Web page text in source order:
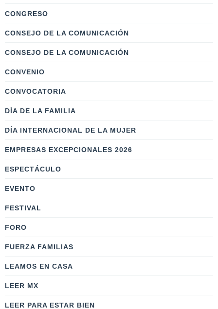
CONGRESO
CONSEJO DE LA COMUNICACIÓN
CONSEJO DE LA COMUNICACIÓN
CONVENIO
CONVOCATORIA
DÍA DE LA FAMILIA
DÍA INTERNACIONAL DE LA MUJER
EMPRESAS EXCEPCIONALES 2026
ESPECTÁCULO
EVENTO
FESTIVAL
FORO
FUERZA FAMILIAS
LEAMOS EN CASA
LEER MX
LEER PARA ESTAR BIEN